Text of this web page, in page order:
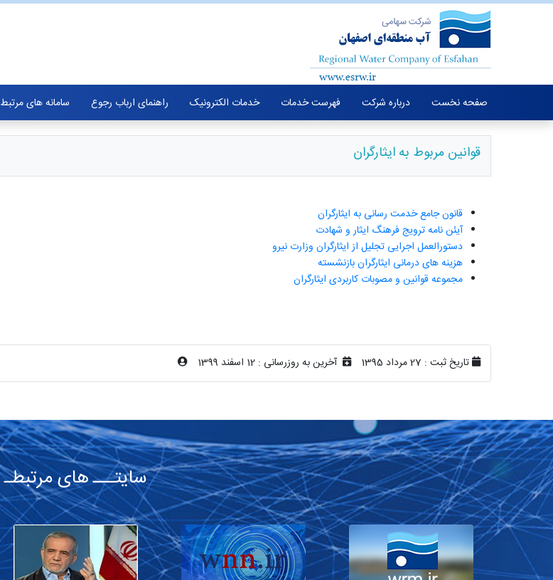
صفحه نخست درباره شرکت فهرست خدمات خدمات الکترونیک راهنمای ارباب رجوع سامانه های مرتبط
قوانین مربوط به ایثارگران
قانون جامع خدمت رسانی به ایثارگران
آیئن نامه ترویج فرهنگ ایثار و شهادت
دستورالعمل اجرایی تجلیل از ایثارگران وزارت نیرو
هزینه های درمانی ایثارگران بازنشسته
مجموعه قوانین و مصوبات کاربردی ایثارگران
تاریخ ثبت : 27 مرداد 1395 آخرین به روزرسانی : 12 اسفند 1399
سایتـــ های مرتبطـ